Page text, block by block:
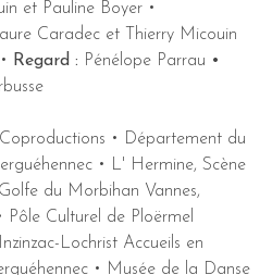
et Pauline Boyer •
Caradec et Thierry Micouin
Regard : Pénélope Parrau •
• Département du
• L' Hermine, Scène
du Morbihan Vannes,
Culturel de Ploërmel
Lochrist Accueils en
• Musée de la Danse